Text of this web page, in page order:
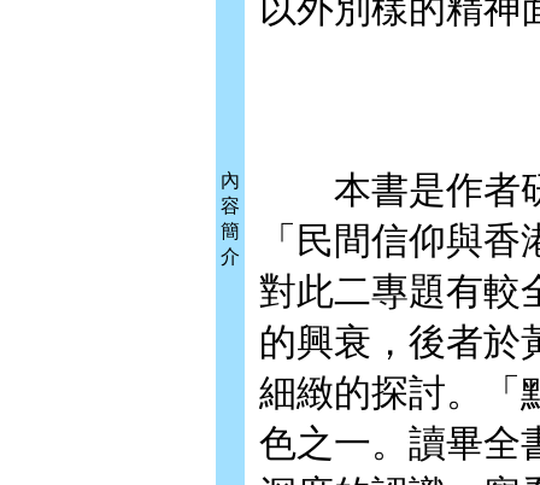
內
容
簡
介
以外別樣的精神
本書是作者研
「民間信仰與
對此二專題有較
的興衰，後者於
細緻的探討。「
色之一。讀畢全